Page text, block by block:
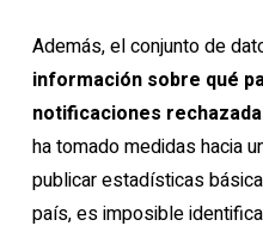
Además, el conjunto de
información sobre qué
notificaciones
ha tomado medidas hacia
publicar estadísticas
país, es imposible